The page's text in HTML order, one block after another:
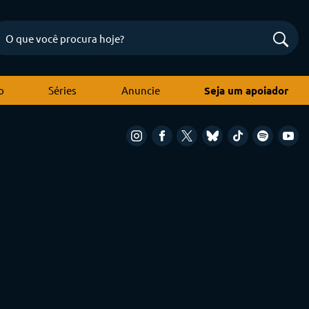
Séries Anuncie Seja um apoiador